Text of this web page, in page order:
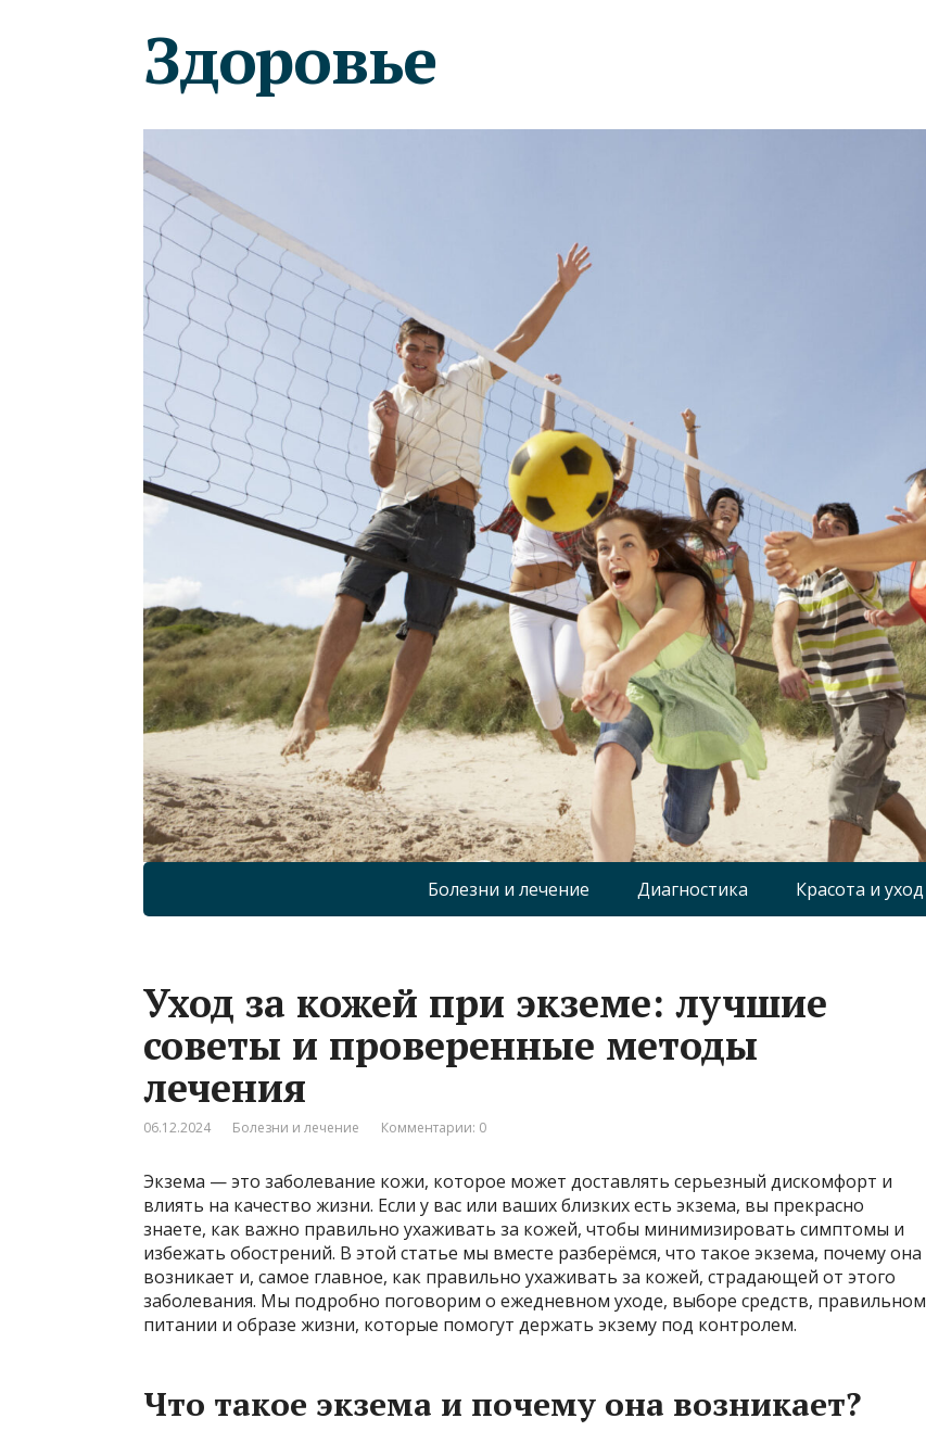
Здоровье
Болезни и лечение Диагностика Красота и уход
Уход за кожей при экземе: лучшие
советы и проверенные методы
лечения
06.12.2024 Болезни и лечение Комментарии: 0
Экзема — это заболевание кожи, которое может доставлять серьезный дискомфорт и
влиять на качество жизни. Если у вас или ваших близких есть экзема, вы прекрасно
знаете, как важно правильно ухаживать за кожей, чтобы минимизировать симптомы и
избежать обострений. В этой статье мы вместе разберёмся, что такое экзема, почему она
возникает и, самое главное, как правильно ухаживать за кожей, страдающей от этого
заболевания. Мы подробно поговорим о ежедневном уходе, выборе средств, правильном
питании и образе жизни, которые помогут держать экзему под контролем.
Что такое экзема и почему она возникает?